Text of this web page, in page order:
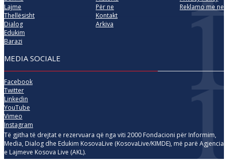
Lajme
Thellësisht
Dialog
Edukim
Barazi
Për ne
Kontakt
Arkiva
Reklamo me ne
MEDIA SOCIALE
Facebook
Twitter
Linkedin
YouTube
Vimeo
Instagram
Të gjitha të drejtat e rezervuara që nga viti 2000 Fondacioni për Informim,
Media, Dialog dhe Edukim KosovaLive (KosovaLive/KIMDE), më parë Agjencia
e Lajmeve Kosova Live (AKL).